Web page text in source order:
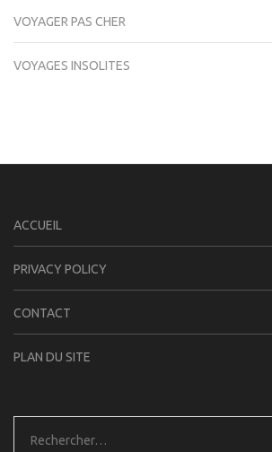
VOYAGER PAS CHER
VOYAGES INSOLITES
ACCUEIL
PRIVACY POLICY
CONTACT
PLAN DU SITE
Rechercher :